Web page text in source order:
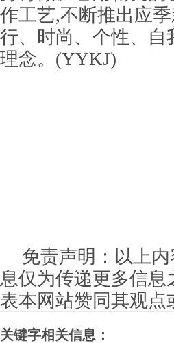
作工艺,不断推出应
行、时尚、个性、
理念。(YYKJ)
免责声明：以上
息仅为传递更多信
表本网站赞同其观
关键字相关信息：